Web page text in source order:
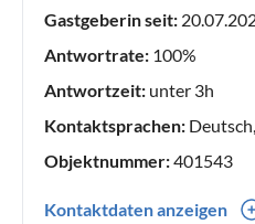
2917914 anrufen Termin 27.7.
kontaktieren
Gastgeberin seit:
Antwortrate: 100%
Antwortzeit: unter 3h
Kontaktsprachen:
Objektnummer:401543
Kontaktdaten anzeigen